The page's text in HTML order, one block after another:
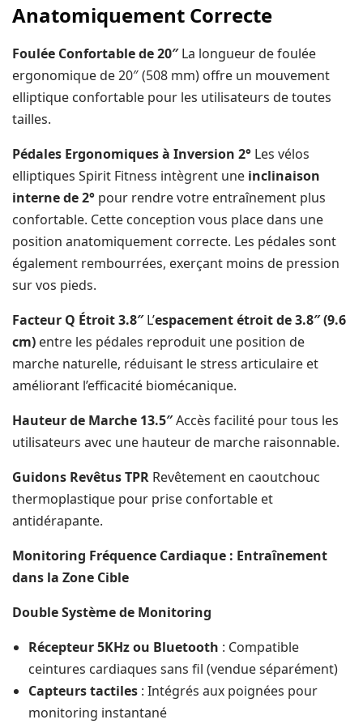
Anatomiquement Correcte
Foulée Confortable de 20″La longueur de foulée
ergonomique de 20″ (508 mm) offre un mouvement
elliptique confortable pour les utilisateurs de toutes
tailles.
Pédales Ergonomiques à Inversion 2° Les vélos
elliptiques Spirit Fitness intègrent une inclinaison
interne de 2° pour rendre votre entraînement plus
confortable. Cette conception vous place dans une
position anatomiquement correcte. Les pédales sont
également rembourrées, exerçant moins de pression
sur vos pieds.
Facteur Q Étroit 3.8″L’espacement étroit de 3.8″ (9.6
cm) entre les pédales reproduit une position de
marche naturelle, réduisant le stress articulaire et
améliorant l’efficacité biomécanique.
Hauteur de Marche 13.5″Accès facilité pour tous les
utilisateurs avec une hauteur de marche raisonnable.
Guidons Revêtus TPR Revêtement en caoutchouc
thermoplastique pour prise confortable et
antidérapante.
Monitoring Fréquence Cardiaque : Entraînement
dans la Zone Cible
Double Système de Monitoring
Récepteur 5KHz ou Bluetooth : Compatible
ceintures cardiaques sans fil (vendue séparément)
Capteurs tactiles : Intégrés aux poignées pour
monitoring instantané